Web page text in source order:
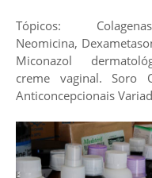
Tópicos:
Neomicina,
Miconazol
creme vaginal. Soro
Anticoncepcionais